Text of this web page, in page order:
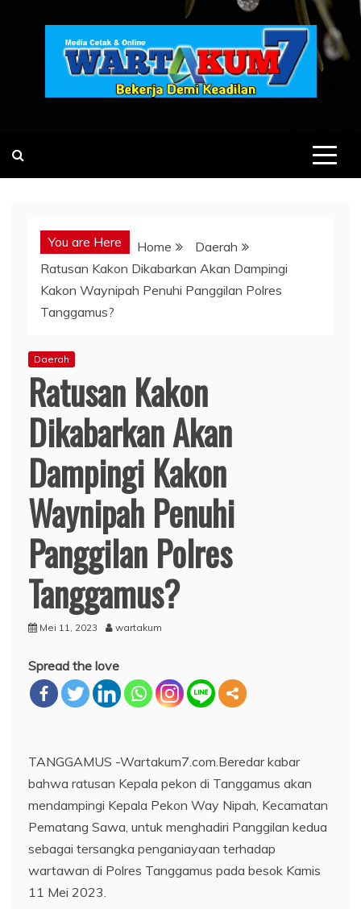
You are Here Home
Daerah
Ratusan Kakon Dikabarkan Akan Dampingi
Kakon Waynipah Penuhi Panggilan Polres
Tanggamus?
Daerah
Ratusan Kakon
Dikabarkan Akan
Dampingi Kakon
Waynipah Penuhi
Panggilan Polres
Tanggamus?
Mei 11, 2023 wartakum
Spread the love
TANGGAMUS -Wartakum7.com.Beredar kabar
bahwa ratusan Kepala pekon di Tanggamus akan
mendampingi Kepala Pekon Way Nipah, Kecamatan
Pematang Sawa, untuk menghadiri Panggilan kedua
sebagai tersangka penganiayaan terhadap
wartawan di Polres Tanggamus pada besok Kamis
11 Mei 2023.